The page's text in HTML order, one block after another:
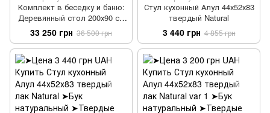
Комплект в беседку и баню:
Деревянный стол 200х90 см
+ 4 стульев массив дерева
33 250 грн 36 500 грн
Стул кухонный Алул 44х52х83
твердый Natural
3 440 грн 4 855 грн